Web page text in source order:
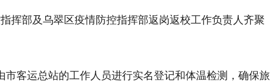
挥部及乌翠区疫情防控指挥部返岗返校工作负责人齐聚
客运总站的工作人员进行实名登记和体温检测，确保旅